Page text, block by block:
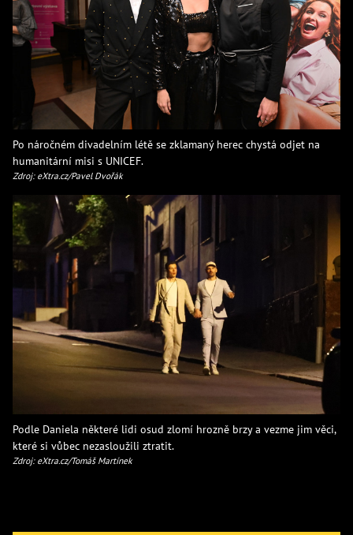
Po náročném divadelním létě se zklamaný herec chystá odjet na
humanitární misi s UNICEF.
Zdroj: eXtra.cz/Pavel Dvořák
Podle Daniela některé lidi osud zlomí hrozně brzy a vezme jim věci,
které si vůbec nezasloužili ztratit.
Zdroj: eXtra.cz/Tomáš Martínek